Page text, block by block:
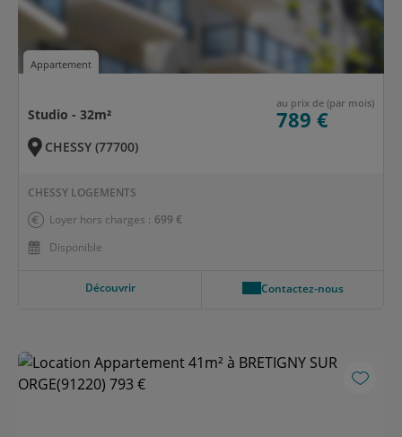
Appartement
Studio - 32m²
au prix de (par mois)
789 €
CHESSY (77700)
CHESSY LOGEMENTS
Loyer hors charges : 699 €
Disponible
Découvrir Contactez-nous